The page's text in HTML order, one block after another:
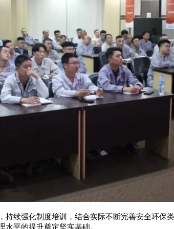
持续强化制度培训，结合实际不断完善安全环保